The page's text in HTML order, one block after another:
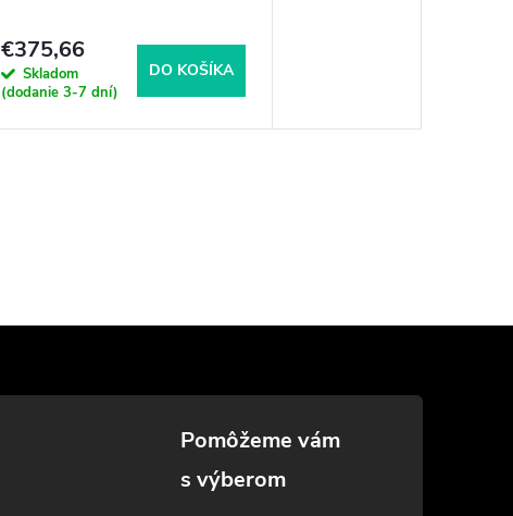
€375,66
Skladom
(dodanie 3-7 dní)
DO KOŠÍKA